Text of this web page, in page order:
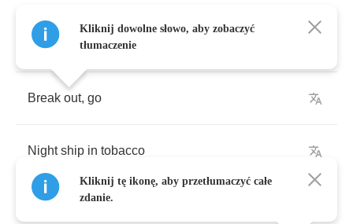
Night line to Chicago
Break out, go
Night ship in tobacco
Kliknij dowolne słowo, aby zobaczyć
tłumaczenie
Kliknij tę ikonę, aby przetłumaczyć całe
zdanie.